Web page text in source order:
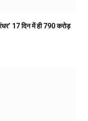
17 दिन में ही ₹790 करोड़